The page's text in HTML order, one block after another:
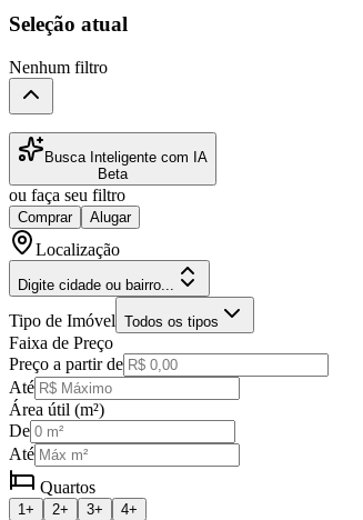
Seleção atual
Nenhum filtro
Busca Inteligente com IA
Beta
ou faça seu filtro
Comprar Alugar
Localização
Digite cidade ou bairro...
Tipo de Imóvel Todos os tipos
Faixa de Preço
Preço a partir de
Até
Área útil (m²)
De
Até
Quartos
1+ 2+ 3+ 4+